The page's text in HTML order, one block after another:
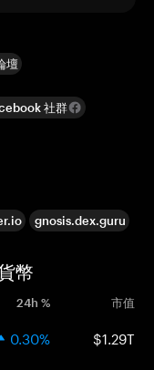
壇
社群
gnosis.dex.guru
幣
24h % 市值
0.30% $1.29T